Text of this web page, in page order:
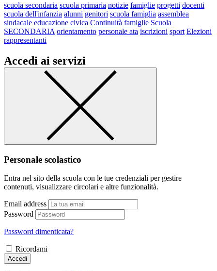
scuola secondaria scuola primaria notizie famiglie progetti docenti
scuola dell'infanzia alunni genitori scuola famiglia assemblea
sindacale educazione civica Continuità famiglie Scuola
SECONDARIA orientamento personale ata iscrizioni sport Elezioni
rappresentanti
Accedi ai servizi
Personale scolastico
Entra nel sito della scuola con le tue credenziali per gestire
contenuti, visualizzare circolari e altre funzionalità.
Email address
Password
Password dimenticata?
Ricordami
Accedi